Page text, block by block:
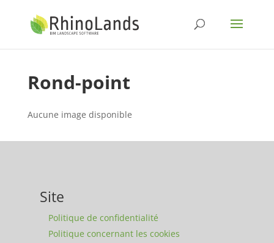
Rond-point
Aucune image disponible
Site
Politique de confidentialité
Politique concernant les cookies